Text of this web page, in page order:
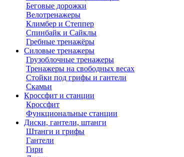
Беговые дорожки
Велотренажеры
Климбер и Степпер
Спинбайк и Сайклы
Гребные тренажёры
Силовые тренажеры
Грузоблочные тренажеры
Тренажеры на свободных весах
Стойки под грифы и гантели
Скамьи
Кроссфит и станции
Кроссфит
Функциональные станции
Диски, гантели, штанги
Штанги и грифы
Гантели
Гири